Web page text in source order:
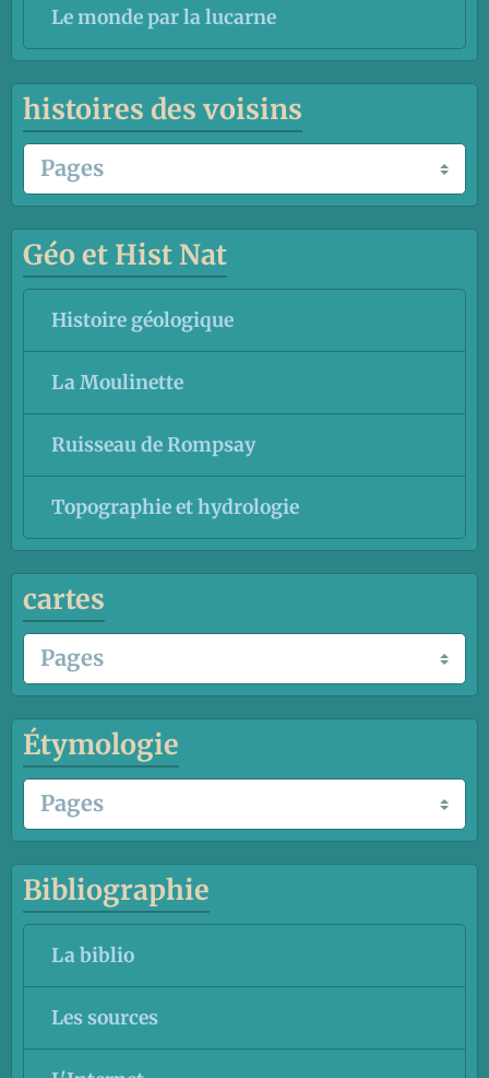
Le monde par la lucarne
histoires des voisins
Géo et Hist Nat
Histoire géologique
La Moulinette
Ruisseau de Rompsay
Topographie et hydrologie
cartes
Étymologie
Bibliographie
La biblio
Les sources